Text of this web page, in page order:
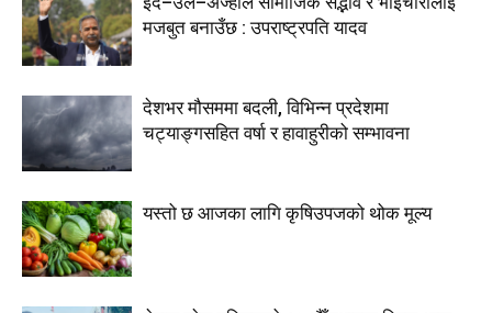
मजबुत बनाउँछ : उपराष्ट्रपति यादव
देशभर मौसममा बदली, विभिन्न प्रदेशमा
चट्याङ्गसहित वर्षा र हावाहुरीको सम्भावना
यस्तो छ आजका लागि कृषिउपजको थोक मूल्य